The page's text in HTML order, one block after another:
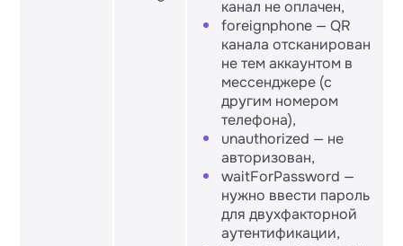
канал не оплачен,
foreignphone — QR
канала отсканирован
не тем аккаунтом в
мессенджере (с
другим номером
телефона),
unauthorized — не
авторизован,
waitForPassword —
нужно ввести пароль
для двухфакторной
аутентификации,